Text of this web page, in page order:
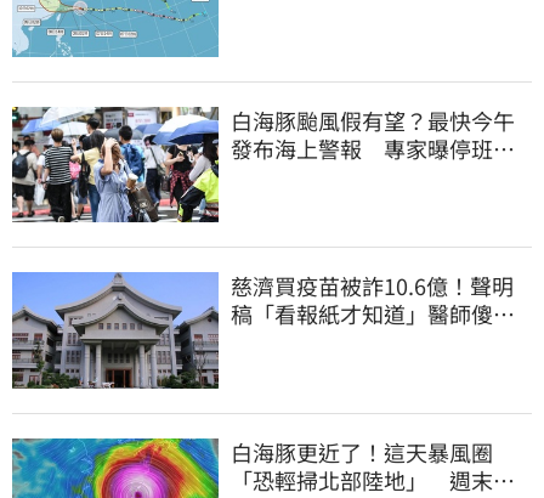
白海豚颱風假有望？最快今午
發布海上警報 專家曝停班停
慈濟買疫苗被詐10.6億！聲明
稿「看報紙才知道」醫師傻
白海豚更近了！這天暴風圈
「恐輕掃北部陸地」 週末風